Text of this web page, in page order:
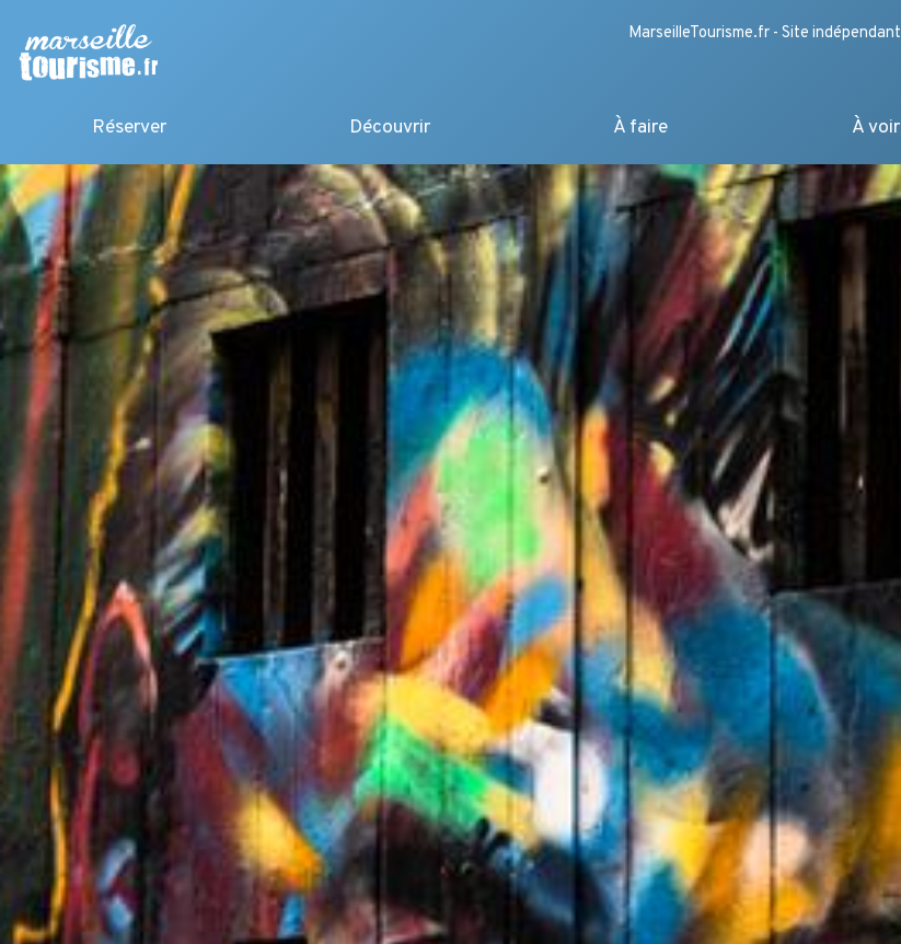
MarseilleTourisme.fr - Site indépendant
Réserver Découvrir À faire À voir